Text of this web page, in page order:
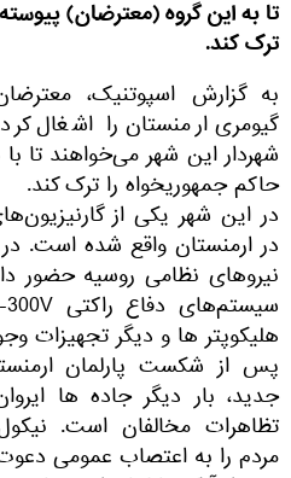
تا به این گروه (معترضان)
ترک کند.
به گزارش اسپوتنیک،
گیومری ارمنستان را اشغال
شهردار این شهر می‌خواهند تا
حاکم جمهوریخواه را ترک کند.
نیروهای نظامی روسیه حضور
هلیکوپتر ها و دیگر تجهیزات
پس از شکست پارلمان
جدید، بار دیگر جاده ها
تظاهرات مخالفان است.
مردم را به اعتصاب عمومی